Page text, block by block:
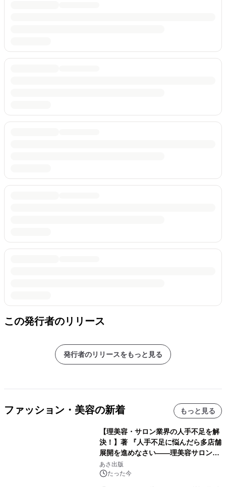
この発行者のリリース
発行者のリリースをもっと見る
ファッション・美容の新着 もっと見る
【理美容・サロン業界の人手不足を解
決！】著 『人手不足に悩んだら多店舗
展開を進めなさい――理美容サロン
「多店舗展開」の教科書』2026年8月
24日（月）発売
あさ出版
たった今